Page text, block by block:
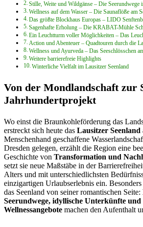
Stille, Weite und Wildgänse – Die Seerundwege
Wellness auf dem Wasser – Die Saunaflöße am
Das größte Blockhaus Europas – LIDO
Sagenhafte Erholung – Die KRABAT-Mühle
Ein Leuchtturm voller Möglichkeiten – Das
Action und Abenteuer – Quadtouren durch die
Wellness und Ayurveda – Das Seeschlösschen
Weitere barrierefreie Highlights
Winterliche Vielfalt im Lausitzer Seenland
Von der Mondlandschaft zur
Jahrhundertprojekt
Wo einst die Braunkohleförderung das
erstreckt sich heute das Lausitzer Seenland
Menschenhand geschaffene
Dresden gelegen, erzählt die Region eine
Geschichte von Transformation und
setzt sie neue Maßstäbe in der
Alters und mit unterschiedlichsten
einzigartigen Urlaubserlebnis ein.
das Seenland von seiner romantischen Seite:
Seerundwege, idyllische Unterkünfte und
Wellnessangebote machen den Aufenthalt